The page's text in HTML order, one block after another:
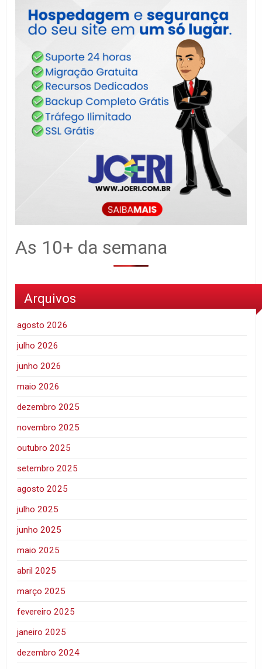
As 10+ da semana
Arquivos
agosto 2026
julho 2026
junho 2026
maio 2026
dezembro 2025
novembro 2025
outubro 2025
setembro 2025
agosto 2025
julho 2025
junho 2025
maio 2025
abril 2025
março 2025
fevereiro 2025
janeiro 2025
dezembro 2024